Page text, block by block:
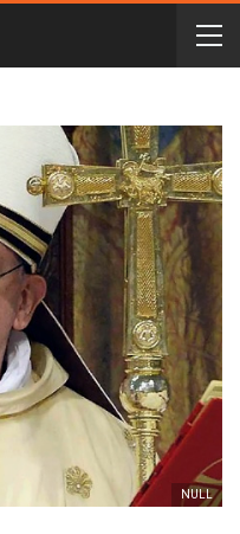
NULL